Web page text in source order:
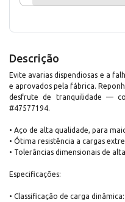
Descrição
Evite avarias dispendiosas e a
e aprovados pela fábrica.
desfrute de tranquilidade —
#47577194.
• Aço de alta qualidade, para
• Ótima resistência a cargas
• Tolerâncias dimensionais de
Especificações:
• Classificação de carga